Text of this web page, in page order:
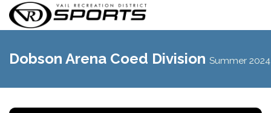
Dobson Arena Coed Division Summer 2024